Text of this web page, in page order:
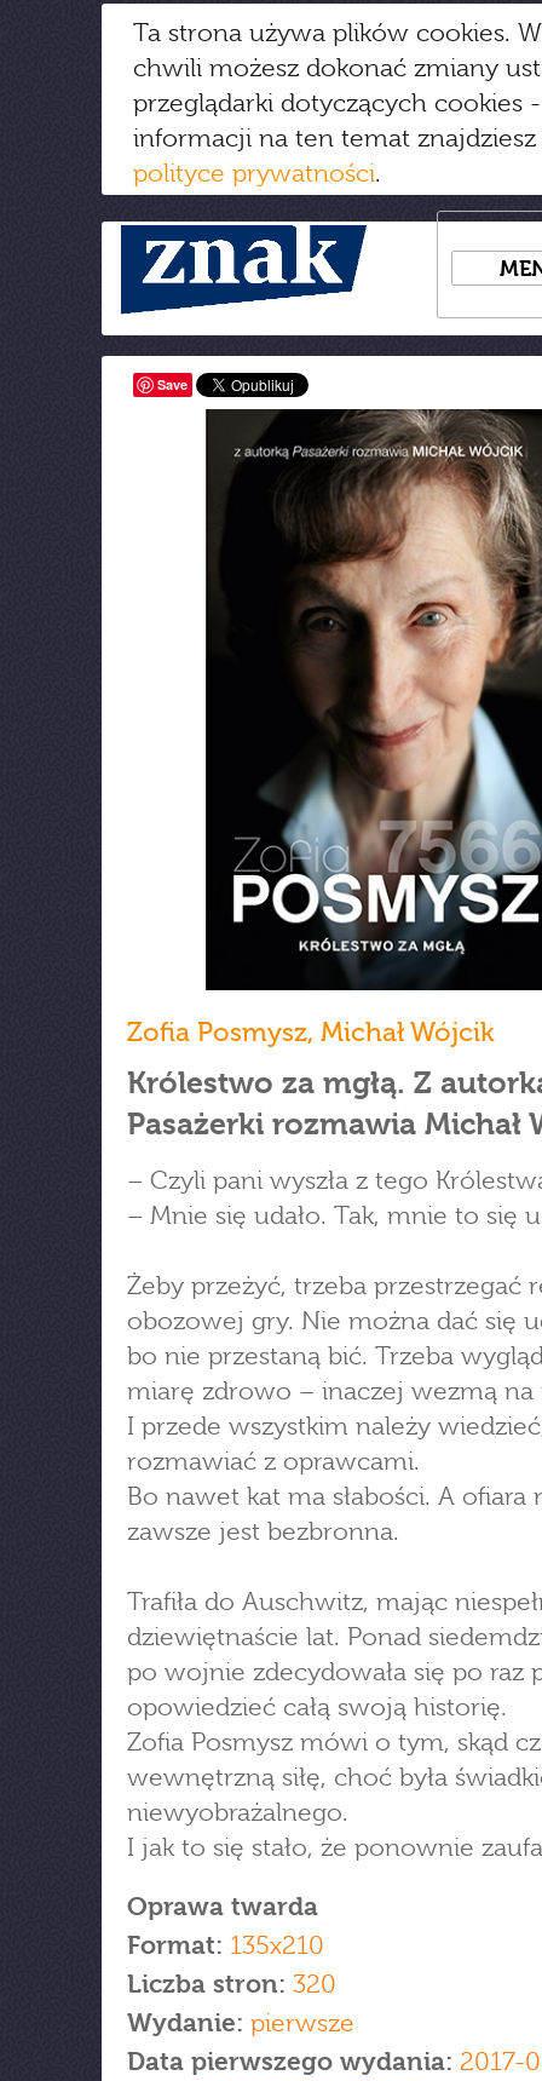
Ta strona używa plików cookies.
chwili możesz dokonać zmiany
przeglądarki dotyczących cookies
informacji na ten temat
polityce prywatności.
Save
Zofia Posmysz, Michał Wójcik
Królestwo za mgłą. Z
Pasażerki rozmawia Michał
– Czyli pani wyszła z tego
– Mnie się udało. Tak, mnie to się
Żeby przeżyć, trzeba przestrzegać
obozowej gry. Nie można dać się
bo nie przestaną bić. Trzeba
miarę zdrowo – inaczej wezmą na
I przede wszystkim należy
rozmawiać z oprawcami.
Bo nawet kat ma słabości. A ofiara
zawsze jest bezbronna.
Trafiła do Auschwitz, mając
dziewiętnaście lat. Ponad
po wojnie zdecydowała się po raz
opowiedzieć całą swoją historię.
Zofia Posmysz mówi o tym, skąd
wewnętrzną siłę, choć była
niewyobrażalnego.
I jak to się stało, że ponownie
Oprawa twarda
Format: 135x210
Liczba stron: 320
Wydanie: pierwsze
Data pierwszego wydania: 2017-